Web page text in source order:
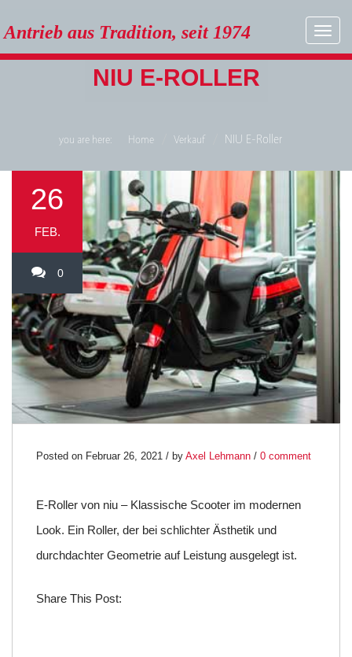
Antrieb aus Tradition, seit 1974
NIU E-ROLLER
you are here: Home Verkauf NIU E-Roller
26
FEB.
0
Posted on Februar 26, 2021 / by Axel Lehmann / 0 comment
E-Roller von niu – Klassische Scooter im modernen
Look. Ein Roller, der bei schlichter Ästhetik und
durchdachter Geometrie auf Leistung ausgelegt ist.
Share This Post: